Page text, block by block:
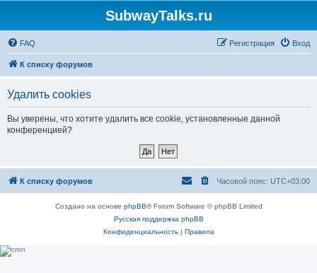
SubwayTalks.ru
FAQ Вход
Регистрация
К списку форумов
Удалить cookies
Вы уверены, что хотите удалить все cookie, установленные данной
конференцией?
К списку форумов Часовой пояс: UTC+03:00
Создано на основе phpBB® Forum Software © phpBB Limited
Русская поддержка phpBB
Конфиденциальность| Правила